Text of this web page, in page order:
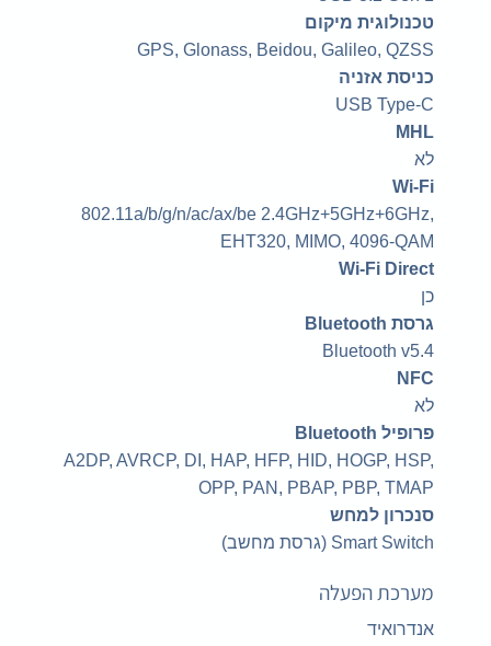
טכנולוגית מיקום
GPS, Glonass, Beidou, Galileo, QZSS
כניסת אזניה
USB Type-C
MHL
לא
Wi-Fi
‎802.11a/b/g/n/ac/ax/be 2.4GHz+5GHz+6GHz,
EHT320, MIMO, 4096-QAM‎
Wi-Fi Direct
כן
גרסת Bluetooth
Bluetooth v5.4
NFC
לא
פרופיל Bluetooth
A2DP, AVRCP, DI, HAP, HFP, HID, HOGP, HSP,
OPP, PAN, PBAP, PBP, TMAP
סנכרון למחש
Smart Switch (גרסת מחשב)
מערכת הפעלה
אנדרואיד